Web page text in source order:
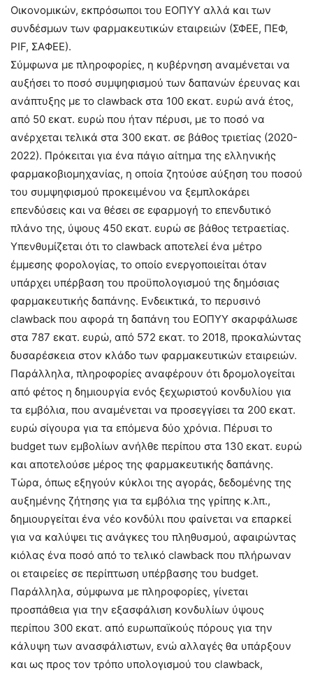
Οικονομικών, εκπρόσωποι του ΕΟΠΥΥ αλλά και των
συνδέσμων των φαρμακευτικών εταιρειών (ΣΦΕΕ, ΠΕΦ,
PIF, ΣΑΦΕΕ).
Σύμφωνα με πληροφορίες, η κυβέρνηση αναμένεται να
αυξήσει το ποσό συμψηφισμού των δαπανών έρευνας και
ανάπτυξης με το clawback στα 100 εκατ. ευρώ ανά έτος,
από 50 εκατ. ευρώ που ήταν πέρυσι, με το ποσό να
ανέρχεται τελικά στα 300 εκατ. σε βάθος τριετίας (2020-
2022). Πρόκειται για ένα πάγιο αίτημα της ελληνικής
φαρμακοβιομηχανίας, η οποία ζητούσε αύξηση του ποσού
του συμψηφισμού προκειμένου να ξεμπλοκάρει
επενδύσεις και να θέσει σε εφαρμογή το επενδυτικό
πλάνο της, ύψους 450 εκατ. ευρώ σε βάθος τετραετίας.
Υπενθυμίζεται ότι το clawback αποτελεί ένα μέτρο
έμμεσης φορολογίας, το οποίο ενεργοποιείται όταν
υπάρχει υπέρβαση του προϋπολογισμού της δημόσιας
φαρμακευτικής δαπάνης. Ενδεικτικά, το περυσινό
clawback που αφορά τη δαπάνη του ΕΟΠΥΥ σκαρφάλωσε
στα 787 εκατ. ευρώ, από 572 εκατ. το 2018, προκαλώντας
δυσαρέσκεια στον κλάδο των φαρμακευτικών εταιρειών.
Παράλληλα, πληροφορίες αναφέρουν ότι δρομολογείται
από φέτος η δημιουργία ενός ξεχωριστού κονδυλίου για
τα εμβόλια, που αναμένεται να προσεγγίσει τα 200 εκατ.
ευρώ σίγουρα για τα επόμενα δύο χρόνια. Πέρυσι το
budget των εμβολίων ανήλθε περίπου στα 130 εκατ. ευρώ
και αποτελούσε μέρος της φαρμακευτικής δαπάνης.
Τώρα, όπως εξηγούν κύκλοι της αγοράς, δεδομένης της
αυξημένης ζήτησης για τα εμβόλια της γρίπης κ.λπ.,
δημιουργείται ένα νέο κονδύλι που φαίνεται να επαρκεί
για να καλύψει τις ανάγκες του πληθυσμού, αφαιρώντας
κιόλας ένα ποσό από το τελικό clawback που πλήρωναν
οι εταιρείες σε περίπτωση υπέρβασης του budget.
Παράλληλα, σύμφωνα με πληροφορίες, γίνεται
προσπάθεια για την εξασφάλιση κονδυλίων ύψους
περίπου 300 εκατ. από ευρωπαϊκούς πόρους για την
κάλυψη των ανασφάλιστων, ενώ αλλαγές θα υπάρξουν
και ως προς τον τρόπο υπολογισμού του clawback,